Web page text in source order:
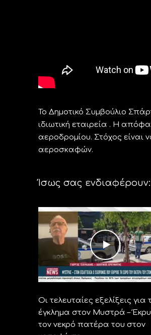
Το Δημοτικό Συμβούλιο
ιδιωτική εταιρεία . H
αεροδρομίου. Στόχος είναι
αεροσκαφών.
Ίσως σας ενδιαφέρουν:
Οι τελευταίες εξελίξεις για
έγκλημα στον Μυστρά –
τον νεκρό πατέρα του στον